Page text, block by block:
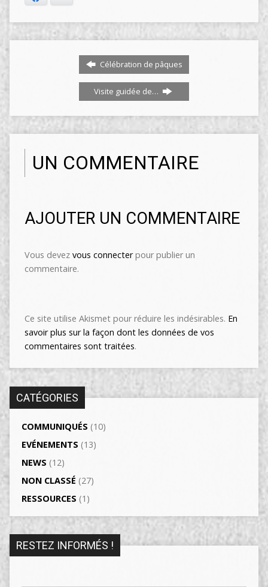
Célébration de pâques
Visite guidée de…
UN COMMENTAIRE
AJOUTER UN COMMENTAIRE
Vous devez vous connecterpour publier un
commentaire.
Ce site utilise Akismet pour réduire les indésirables. En
savoir plus sur la façon dont les données de vos
commentaires sont traitées.
CATÉGORIES
COMMUNIQUÉS (10)
EVÉNEMENTS (13)
NEWS (12)
NON CLASSÉ (27)
RESSOURCES (1)
RESTEZ INFORMÉS !